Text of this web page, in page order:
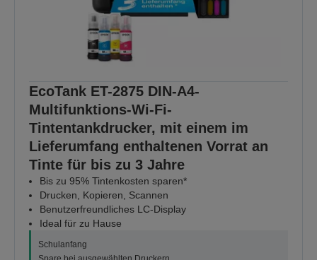
EcoTank ET-2875 DIN-A4-
Multifunktions-Wi-Fi-
Tintentankdrucker, mit einem im
Lieferumfang enthaltenen Vorrat an
Tinte für bis zu 3 Jahre
Bis zu 95% Tintenkosten sparen*
Drucken, Kopieren, Scannen
Benutzerfreundliches LC-Display
Ideal für zu Hause
Schulanfang